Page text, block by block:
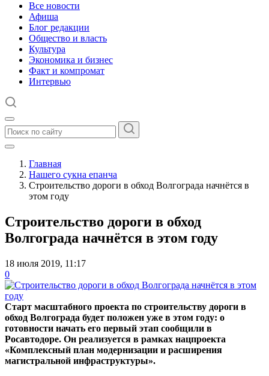
Все новости
Афиша
Блог редакции
Общество и власть
Культура
Экономика и бизнес
Факт и компромат
Интервью
Главная
Нашего сукна епанча
Строительство дороги в обход Волгограда начнётся в
этом году
Строительство дороги в обход
Волгограда начнётся в этом году
18 июля 2019, 11:17
0
Старт масштабного проекта по строительству дороги в
обход Волгограда будет положен уже в этом году: о
готовности начать его первый этап сообщили в
Росавтодоре. Он реализуется в рамках нацпроекта
«Комплексный план модернизации и расширения
магистральной инфраструктуры».